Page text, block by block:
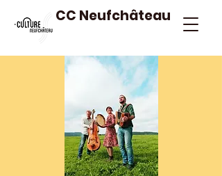
CC Neufchâteau